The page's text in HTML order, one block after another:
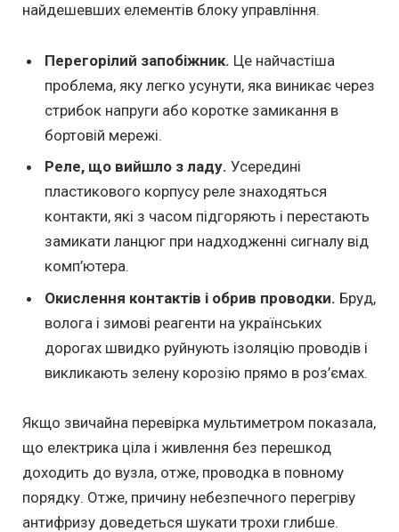
найдешевших елементів блоку управління.
Перегорілий запобіжник. Це найчастіша
проблема, яку легко усунути, яка виникає через
стрибок напруги або коротке замикання в
бортовій мережі.
Реле, що вийшло з ладу. Усередині
пластикового корпусу реле знаходяться
контакти, які з часом підгоряють і перестають
замикати ланцюг при надходженні сигналу від
комп’ютера.
Окислення контактів і обрив проводки. Бруд,
волога і зимові реагенти на українських
дорогах швидко руйнують ізоляцію проводів і
викликають зелену корозію прямо в роз’ємах.
Якщо звичайна перевірка мультиметром показала,
що електрика ціла і живлення без перешкод
доходить до вузла, отже, проводка в повному
порядку. Отже, причину небезпечного перегріву
антифризу доведеться шукати трохи глибше.